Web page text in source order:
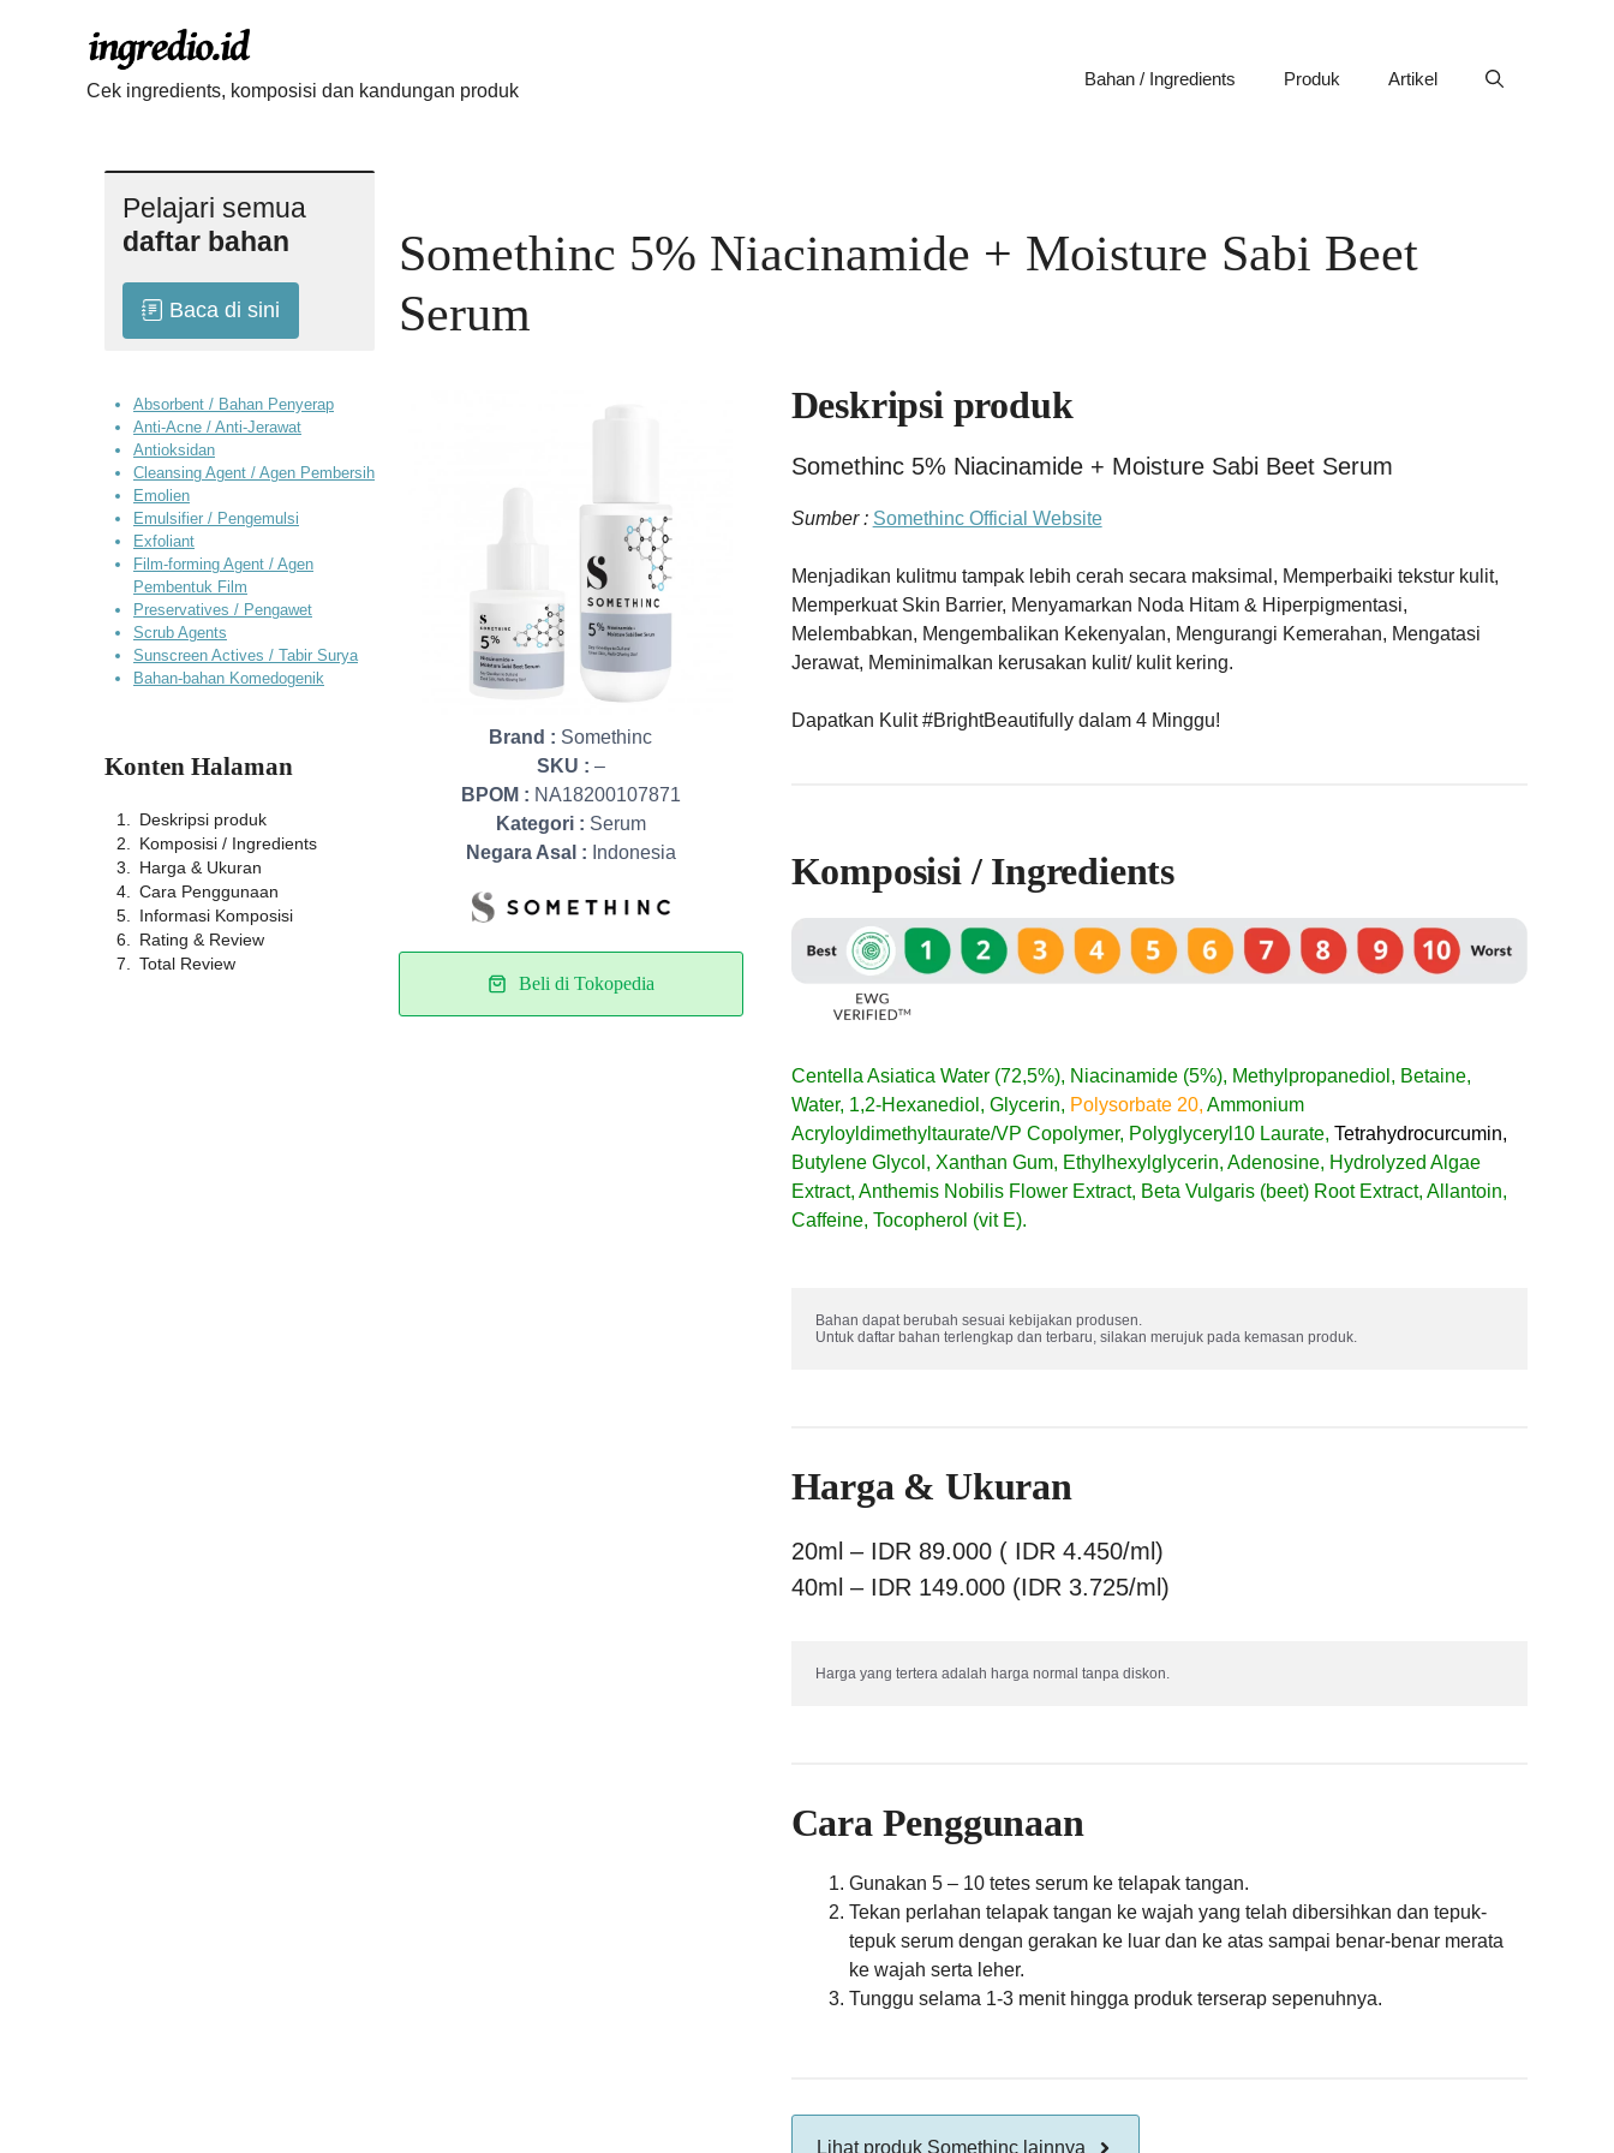
Cek ingredients, komposisi dan kandungan produk
Bahan / Ingredients Produk Artikel
Somethinc 5% Niacinamide + Moisture Sabi Beet
Serum
Brand : Somethinc
SKU : –
BPOM : NA18200107871
Kategori : Serum
Negara Asal : Indonesia
Beli di Tokopedia
Deskripsi produk
Somethinc 5% Niacinamide + Moisture Sabi Beet Serum
Sumber : Somethinc Official Website
Menjadikan kulitmu tampak lebih cerah secara maksimal, Memperbaiki tekstur kulit,
Memperkuat Skin Barrier, Menyamarkan Noda Hitam & Hiperpigmentasi,
Melembabkan, Mengembalikan Kekenyalan, Mengurangi Kemerahan, Mengatasi
Jerawat, Meminimalkan kerusakan kulit/ kulit kering.
Dapatkan Kulit #BrightBeautifully dalam 4 Minggu!
Komposisi / Ingredients
Centella Asiatica Water (72,5%), Niacinamide (5%), Methylpropanediol, Betaine,
Water, 1,2-Hexanediol, Glycerin, Polysorbate 20, Ammonium
Acryloyldimethyltaurate/VP Copolymer, Polyglyceryl10 Laurate, Tetrahydrocurcumin,
Butylene Glycol, Xanthan Gum, Ethylhexylglycerin, Adenosine, Hydrolyzed Algae
Extract, Anthemis Nobilis Flower Extract, Beta Vulgaris (beet) Root Extract, Allantoin,
Caffeine, Tocopherol (vit E).
Bahan dapat berubah sesuai kebijakan produsen.
Untuk daftar bahan terlengkap dan terbaru, silakan merujuk pada kemasan produk.
Harga & Ukuran
20ml – IDR 89.000 ( IDR 4.450/ml)
40ml – IDR 149.000 (IDR 3.725/ml)
Harga yang tertera adalah harga normal tanpa diskon.
Cara Penggunaan
Gunakan 5 – 10 tetes serum ke telapak tangan.
Tekan perlahan telapak tangan ke wajah yang telah dibersihkan dan tepuk-
tepuk serum dengan gerakan ke luar dan ke atas sampai benar-benar merata
ke wajah serta leher.
Tunggu selama 1-3 menit hingga produk terserap sepenuhnya.
Lihat produk Somethinc lainnya
Pelajari semua
daftar bahan
Baca di sini
Absorbent / Bahan Penyerap
Anti-Acne / Anti-Jerawat
Antioksidan
Cleansing Agent / Agen Pembersih
Emolien
Emulsifier / Pengemulsi
Exfoliant
Film-forming Agent / Agen
Pembentuk Film
Preservatives / Pengawet
Scrub Agents
Sunscreen Actives / Tabir Surya
Bahan-bahan Komedogenik
Konten Halaman
Deskripsi produk
Komposisi / Ingredients
Harga & Ukuran
Cara Penggunaan
Informasi Komposisi
Rating & Review
Total Review